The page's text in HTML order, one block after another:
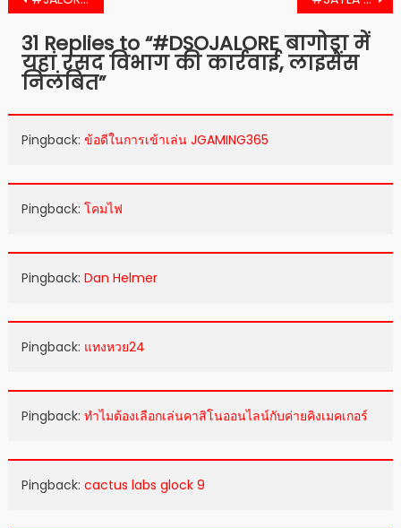
navigation
31 Replies to “#DSOJALORE बागोड़ा में
यहां रसद विभाग की कार्रवाई, लाइसेंस
निलंबित”
Pingback: ข้อดีในการเข้าเล่น JGAMING365
Pingback: โคมไฟ
Pingback: Dan Helmer
Pingback: แทงหวย24
Pingback: ทำไมต้องเลือกเล่นคาสิโนออนไลน์กับค่ายคิงเมคเกอร์
Pingback: cactus labs glock 9